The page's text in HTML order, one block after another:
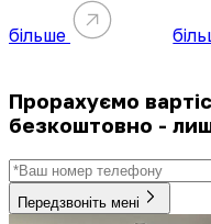
більше
Прорахуємо
безкоштовно -
Передзвоніть мені